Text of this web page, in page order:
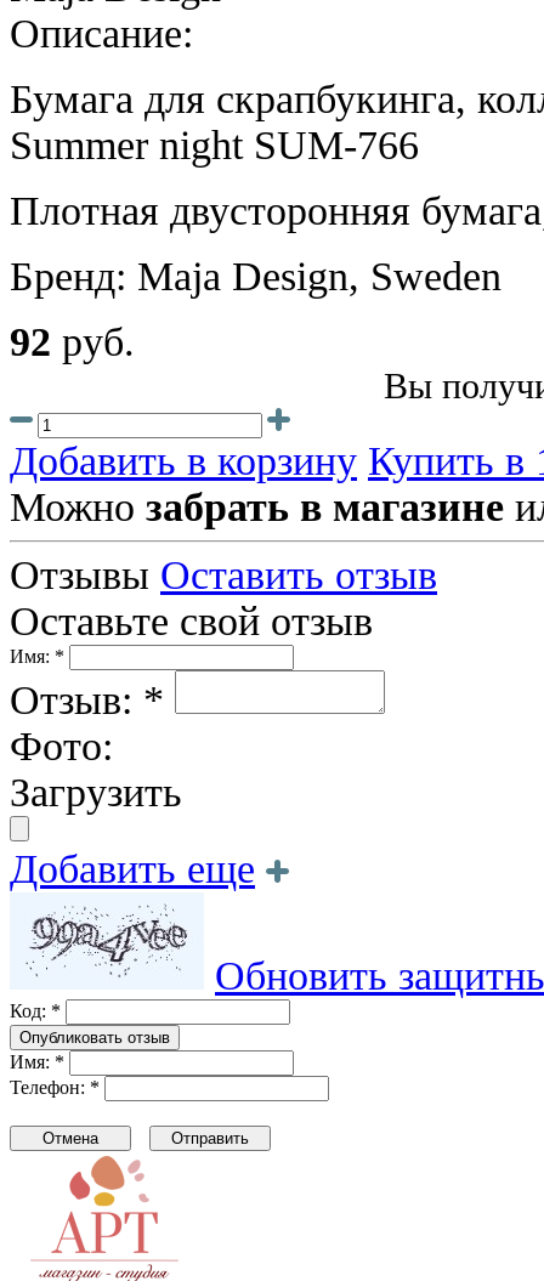
Описание:
Бумага для скрапбукинга,
Summer night SUM-766
Плотная двусторонняя
Бренд: Maja Design, Sweden
92 руб.
Вы
Добавить в корзину Купить в
Можно забрать в магазине
Отзывы Оставить отзыв
Оставьте свой отзыв
Имя: *
Отзыв: *
Фото:
Загрузить
Добавить еще
Обновить
Код: *
Имя: *
Телефон: *